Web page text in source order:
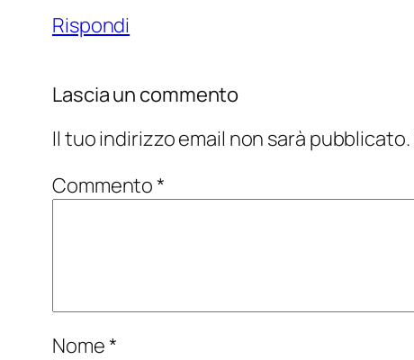
Rispondi
Lascia un commento
Il tuo indirizzo email non sarà pubblicato.
Commento*
Nome*